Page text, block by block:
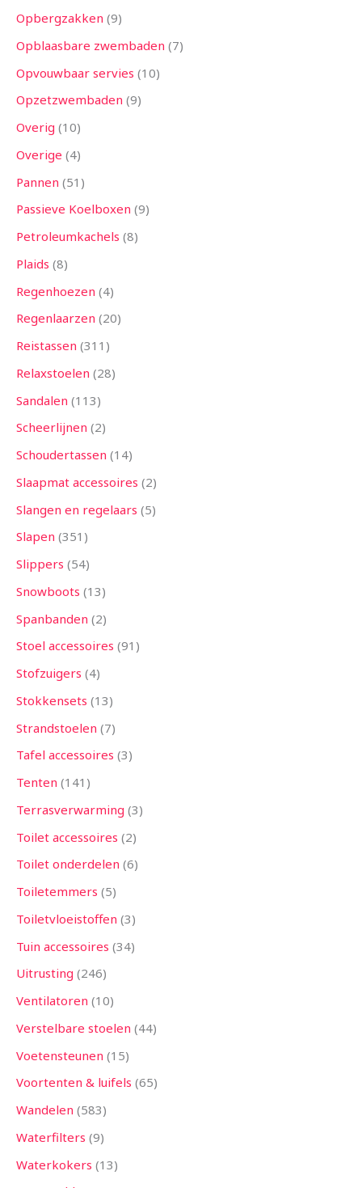
Opbergzakken 9
Opblaasbare zwembaden 7
Opvouwbaar servies 10
Opzetzwembaden 9
Overig 10
Overige 4
Pannen 51
Passieve Koelboxen 9
Petroleumkachels 8
Plaids 8
Regenhoezen 4
Regenlaarzen 20
Reistassen 311
Relaxstoelen 28
Sandalen 113
Scheerlijnen 2
Schoudertassen 14
Slaapmat accessoires 2
Slangen en regelaars 5
Slapen 351
Slippers 54
Snowboots 13
Spanbanden 2
Stoel accessoires 91
Stofzuigers 4
Stokkensets 13
Strandstoelen 7
Tafel accessoires 3
Tenten 141
Terrasverwarming 3
Toilet accessoires 2
Toilet onderdelen 6
Toiletemmers 5
Toiletvloeistoffen 3
Tuin accessoires 34
Uitrusting 246
Ventilatoren 10
Verstelbare stoelen 44
Voetensteunen 15
Voortenten & luifels 65
Wandelen 583
Waterfilters 9
Waterkokers 13